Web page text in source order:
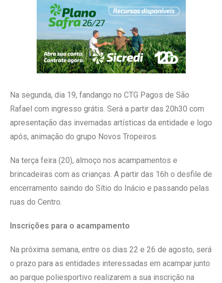
Na segunda, dia 19, fandango no CTG Pagos de São
Rafael com ingresso grátis. Será a partir das 20h30 com
apresentação das invernadas artísticas da entidade e logo
após, animação do grupo Novos Tropeiros.
Na terça feira (20), almoço nos acampamentos e
brincadeiras com as crianças. A partir das 16h o desfile de
encerramento saindo do Sítio do Inácio e passando pelas
ruas do Centro.
Inscrições para o acampamento
Na próxima semana, entre os dias 22 e 26 de agosto, será
o prazo para as entidades interessadas em acampar junto
ao parque poliesportivo realizarem a sua inscrição na